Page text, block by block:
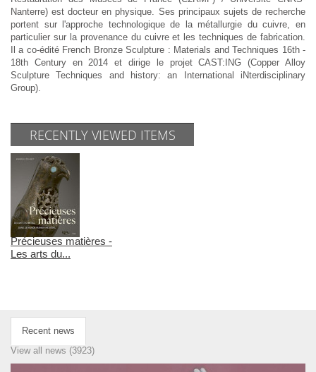
Nanterre) est docteur en physique. Ses principaux sujets de recherche
portent sur l'approche technologique de la métallurgie du cuivre, en
particulier sur la provenance du cuivre et les techniques de fabrication.
Il a co-édité French Bronze Sculpture : Materials and Techniques 16th -
18th Century en 2014 et dirige le projet CAST:ING (Copper Alloy
Sculpture Techniques and history: an International iNterdisciplinary
Group).
RECENTLY VIEWED ITEMS
Précieuses matières -
Les arts du...
Recent news
View all news (3923)